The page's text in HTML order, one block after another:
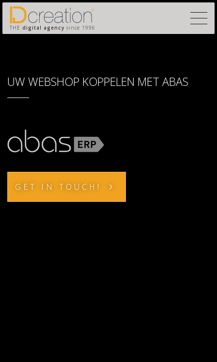
THE digital agency since 1996
UW WEBSHOP KOPPELEN MET ABAS
GET IN TOUCH!